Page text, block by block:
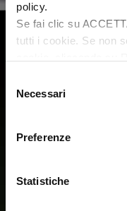
policy.
Se fai clic su
tutti i cookie. Se non
desideri accettare e
delNecessari
Preferenze
Statistiche